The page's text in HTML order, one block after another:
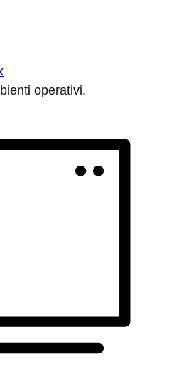
operativi.